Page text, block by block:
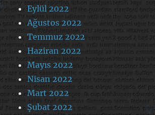
Eylül 2022
Ağustos 2022
Temmuz 2022
Haziran 2022
Mayıs 2022
Nisan 2022
Mart 2022
Şubat 2022